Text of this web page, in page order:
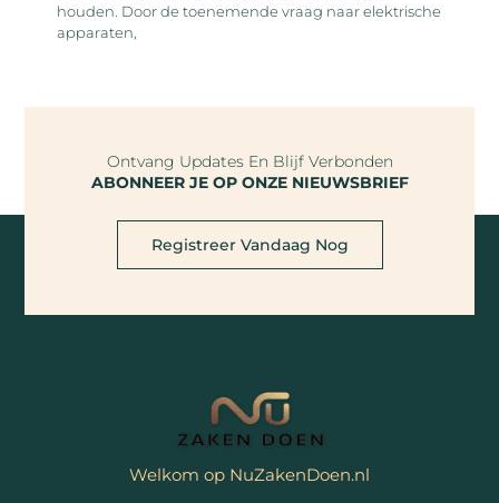
houden. Door de toenemende vraag naar elektrische
apparaten,
Ontvang Updates En Blijf Verbonden
ABONNEER JE OP ONZE NIEUWSBRIEF
Registreer Vandaag Nog
Welkom op NuZakenDoen.nl